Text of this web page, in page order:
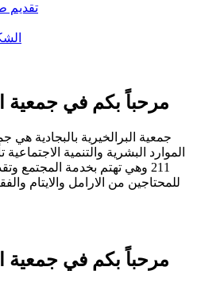
تقديم
مرحباً بكم في جمعية
جمعية البرالخيرية بالبجادية
211 وهي تهتم بخدمة المجتمع
للمحتاجين من الارامل والايتام
مرحباً بكم في جمعية